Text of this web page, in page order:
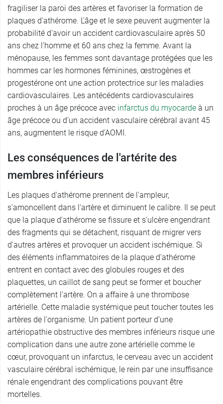
fragiliser la paroi des artères et favoriser la formation de
plaques d'athérome. L'âge et le sexe peuvent augmenter la
probabilité d'avoir un accident cardiovasculaire après 50
ans chez l'homme et 60 ans chez la femme. Avant la
ménopause, les femmes sont davantage protégées que les
hommes car les hormones féminines, œstrogènes et
progestérone ont une action protectrice sur les maladies
cardiovasculaires. Les antécédents cardiovasculaires
proches à un âge précoce avec infarctus du myocarde à un
âge précoce ou d'un accident vasculaire cérébral avant 45
ans, augmentent le risque d’AOMI.
Les conséquences de l'artérite des
membres inférieurs
Les plaques d'athérome prennent de l'ampleur,
s'amoncellent dans l'artère et diminuent le calibre. Il se peut
que la plaque d'athérome se fissure et s'ulcère engendrant
des fragments qui se détachent, risquant de migrer vers
d'autres artères et provoquer un accident ischémique. Si
des éléments inflammatoires de la plaque d'athérome
entrent en contact avec des globules rouges et des
plaquettes, un caillot de sang peut se former et boucher
complètement l'artère. On a affaire à une thrombose
artérielle. Cette maladie systémique peut toucher toutes les
artères de l'organisme. Un patient porteur d’une
artériopathie obstructive des membres inférieurs risque une
complication dans une autre zone artérielle comme le
cœur, provoquant un infarctus, le cerveau avec un accident
vasculaire cérébral ischémique, le rein par une insuffisance
rénale engendrant des complications pouvant être
mortelles.